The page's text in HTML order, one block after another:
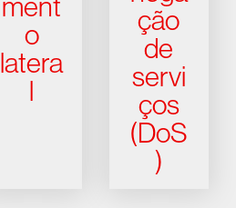
ment
o
latera
l
ção
de
servi
ços
(DoS
)